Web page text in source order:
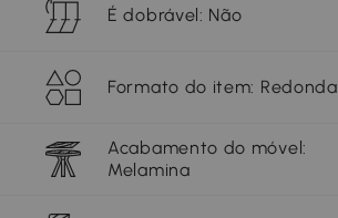
É dobrável: Não
Formato do item: Redonda
Acabamento do móvel:
Melamina